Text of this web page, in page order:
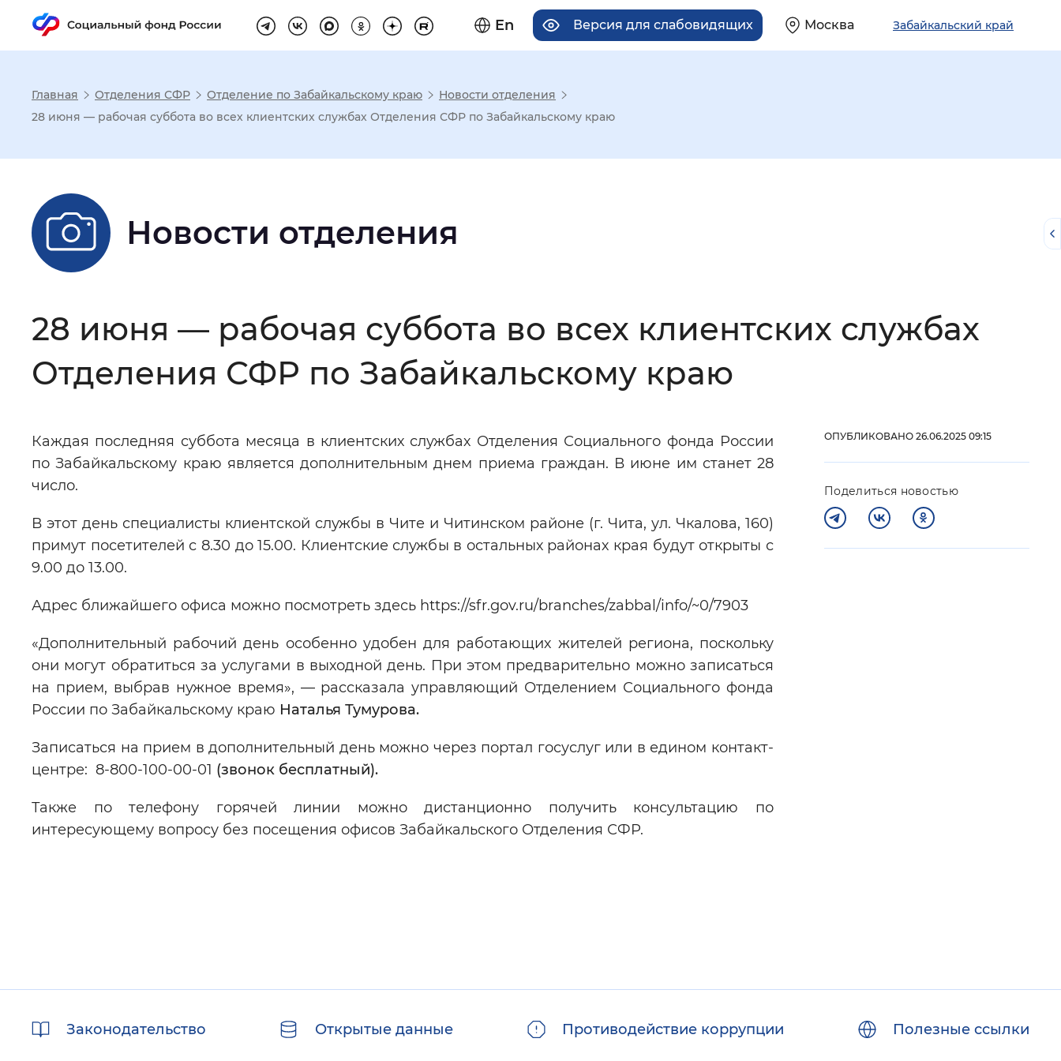
En Версия для слабовидящих Москва Забайкальский край
Настройка режима отображения
Шрифт: Без засечек С засечками
Интервал между буквами: Нормальный
Цвет сайта: Монохромный Инверсивный монохромный Синий фон
Изображения: Включены Выключены
Вернуть стандартные настройки
Главная Отделения СФР Отделение по Забайкальскому краю
Новости отделения
28 июня — рабочая суббота во всех клиентских службах Отделения СФР по Забайкальскому краю
Новости отделения
28 июня — рабочая суббота во всех клиентских службах
Отделения СФР по Забайкальскому краю
Каждая последняя суббота месяца в клиентских службах Отделения Социального фонда России
по Забайкальскому краю является дополнительным днем приема граждан. В июне им станет 28
число.
В этот день специалисты клиентской службы в Чите и Читинском районе (г. Чита, ул. Чкалова, 160)
примут посетителей с 8.30 до 15.00. Клиентские службы в остальных районах края будут открыты с
9.00 до 13.00.
Адрес ближайшего офиса можно посмотреть здесь https://sfr.gov.ru/branches/zabbal/info/~0/7903
«Дополнительный рабочий день особенно удобен для работающих жителей региона, поскольку
они могут обратиться за услугами в выходной день. При этом предварительно можно записаться
на прием, выбрав нужное время», — рассказала управляющий Отделением Социального фонда
России по Забайкальскому краю Наталья Тумурова.
Записаться на прием в дополнительный день можно через портал госуслуг или в едином контакт-
центре: 8-800-100-00-01 (звонок бесплатный).
Также по телефону горячей линии можно дистанционно получить консультацию по
интересующему вопросу без посещения офисов Забайкальского Отделения СФР.
ОПУБЛИКОВАНО 26.06.2025 09:15
Поделиться новостью
ссылкиЗаконодательство Открытые данные Противодействие коррупции Полезные ссылки